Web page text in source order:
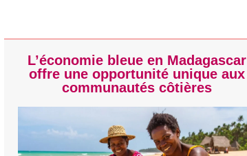
L’économie bleue en Madagascar
offre une opportunité unique aux
communautés côtières